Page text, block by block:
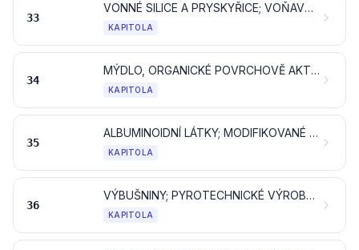
33
VONNÉ SILICE A PRYSKYŘICE; VOŇAVKÁŘSKÉ, KOSMETICKÉ NEBO TOALETNÍ PŘÍPRAVKY
KAPITOLA
34
MÝDLO, ORGANICKÉ POVRCHOVĚ AKTIVNÍ PROSTŘEDKY, PRACÍ PROSTŘEDKY, MAZACÍ PROSTŘEDKY, UMĚLÉ VOSKY, PŘIPRAVENÉ VOSKY, LEŠTICÍ NEBO CÍDICÍ PŘÍPRAVKY, SVÍČKY A PODOBNÉ VÝROBKY, MODELOVACÍ PASTY, „DENTÁLNÍ VOSKY“ A DENTÁLNÍ PŘÍPRAVKY NA BÁZI SÁDRY
KAPITOLA
35
ALBUMINOIDNÍ LÁTKY; MODIFIKOVANÉ ŠKROBY; KLIHY; ENZYMY
KAPITOLA
36
VÝBUŠNINY; PYROTECHNICKÉ VÝROBKY; ZÁPALKY; PYROFORICKÉ SLITINY; NĚKTERÉ HOŘLAVÉ PŘÍPRAVKY
KAPITOLA